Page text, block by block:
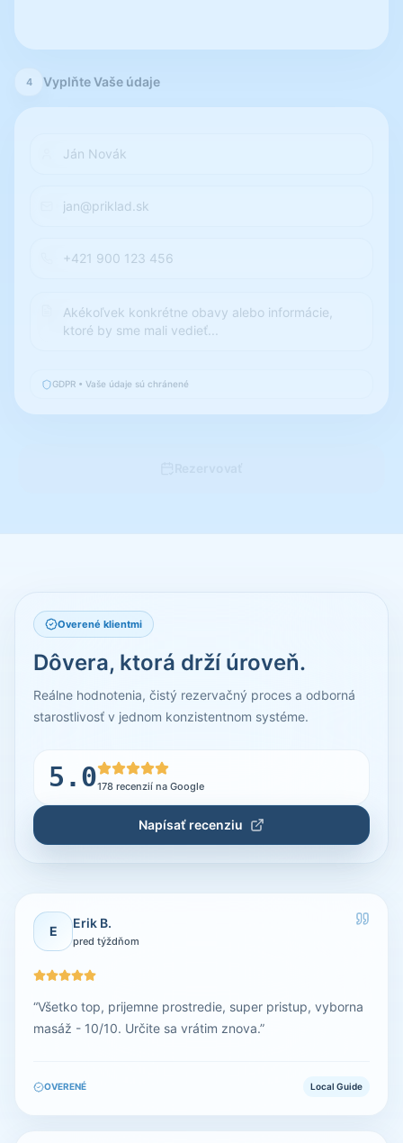
4 Vyplňte Vaše údaje
GDPR • Vaše údaje sú chránené
Overené klientmi
Dôvera, ktorá drží úroveň.
Reálne hodnotenia, čistý rezervačný proces a odborná
starostlivosť v jednom konzistentnom systéme.
5.0178 recenzií na Google
Napísať recenziu
E
Erik B.
pred týždňom
“Všetko top, prijemne prostredie, super pristup, vyborna
masáž - 10/10. Určite sa vrátim znova.”
OVERENÉ Local Guide